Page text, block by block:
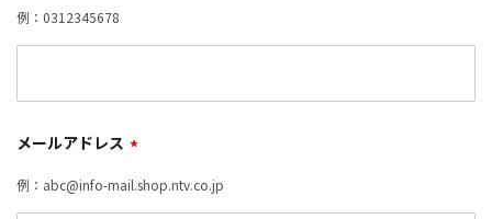
例：0312345678
メールアドレス *
例：abc@info-mail.shop.ntv.co.jp